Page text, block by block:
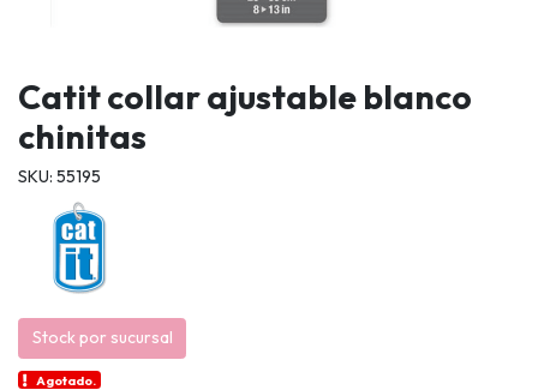
Catit collar ajustable blanco
chinitas
SKU: 55195
Stock por sucursal
Agotado.